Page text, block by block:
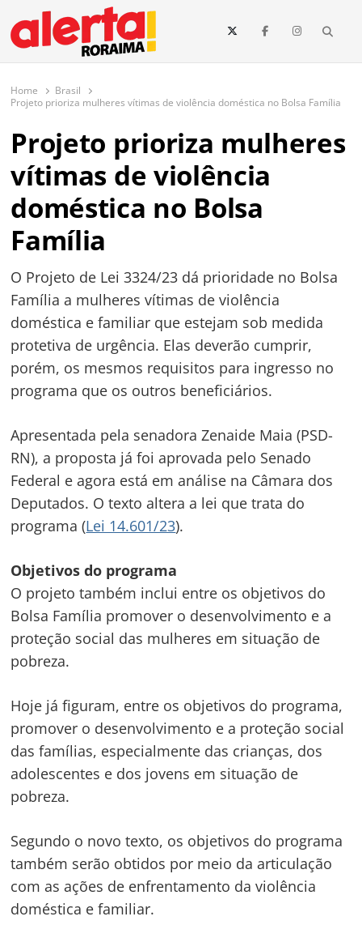
conteúdo
O maior portal de notícias de Roraima
O Alerta Roraima é seu portal de notícias completo sobre política,
e todo o estado de Roraima. Fique sempre informado com
atualizações em tempo real!
Home
Brasil
Projeto prioriza mulheres vítimas de violência doméstica no Bolsa Família
Projeto prioriza mulheres
vítimas de violência
doméstica no Bolsa
Família
O Projeto de Lei 3324/23 dá prioridade no Bolsa
Família a mulheres vítimas de violência
doméstica e familiar que estejam sob medida
protetiva de urgência. Elas deverão cumprir,
porém, os mesmos requisitos para ingresso no
programa que os outros beneficiários.
Apresentada pela senadora Zenaide Maia (PSD-
RN), a proposta já foi aprovada pelo Senado
Federal e agora está em análise na Câmara dos
Deputados. O texto altera a lei que trata do
programa (Lei 14.601/23).
Objetivos do programa
O projeto também inclui entre os objetivos do
Bolsa Família promover o desenvolvimento e a
proteção social das mulheres em situação de
pobreza.
Hoje já figuram, entre os objetivos do programa,
promover o desenvolvimento e a proteção social
das famílias, especialmente das crianças, dos
adolescentes e dos jovens em situação de
pobreza.
Segundo o novo texto, os objetivos do programa
também serão obtidos por meio da articulação
com as ações de enfrentamento da violência
doméstica e familiar.